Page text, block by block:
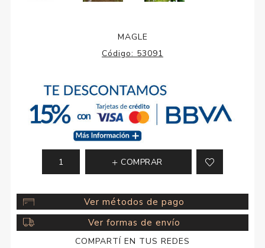
MAGLE
Código: 53091
COMPRAR
Ver métodos de pago
Ver formas de envío
COMPARTÍ EN TUS REDES